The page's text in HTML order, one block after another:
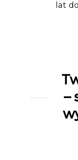
lat
–